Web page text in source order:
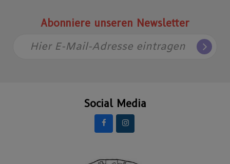
Abonniere unseren Newsletter
Hier E-Mail-Adresse eintragen
Social Media